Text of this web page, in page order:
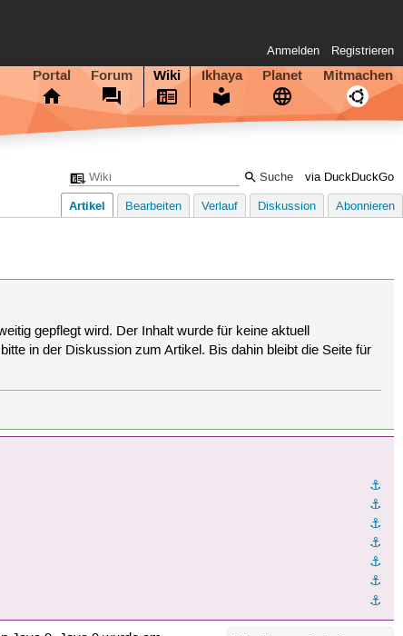
Anmelden Registrieren
Portal Forum Wiki Ikhaya Planet Mitmachen
via DuckDuckGo
Artikel Bearbeiten Verlauf Diskussion Abonnieren
gepflegt wird. Der Inhalt wurde für keine aktuell
in der Diskussion zum Artikel. Bis dahin bleibt die Seite für
⚓︎
⚓︎
⚓︎
⚓︎
⚓︎
⚓︎
⚓︎